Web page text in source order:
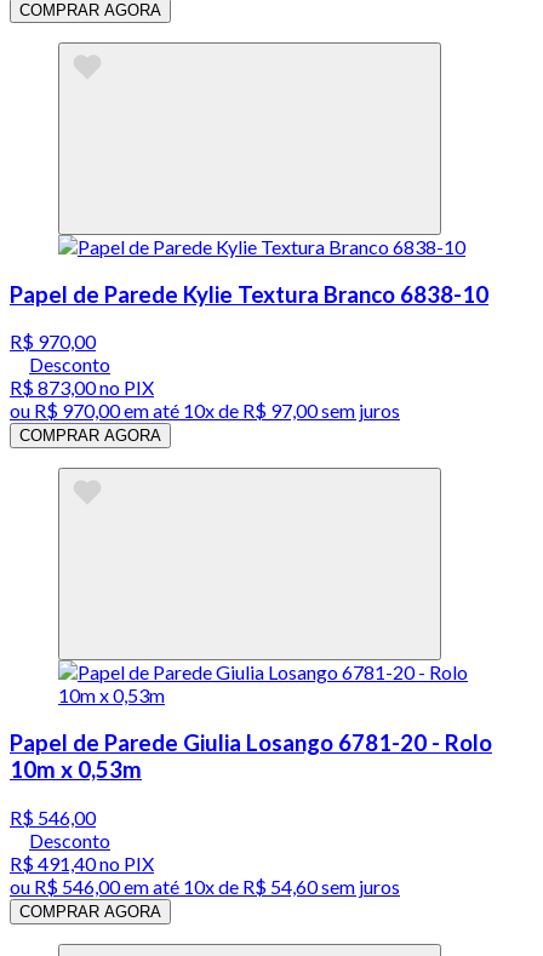
COMPRAR AGORA
Papel de Parede Kylie Textura Branco 6838-10
R$ 970,00
Desconto
R$ 873,00no PIX
ou R$ 970,00em até 10x de R$ 97,00 sem juros
COMPRAR AGORA
Papel de Parede Giulia Losango 6781-20 - Rolo
10m x 0,53m
R$ 546,00
Desconto
R$ 491,40no PIX
ou R$ 546,00em até 10x de R$ 54,60 sem juros
COMPRAR AGORA